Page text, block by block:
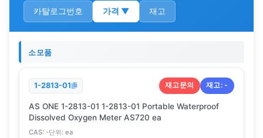
카탈로그번호 가격 ▼ 재고
소모품
1-2813-01 재고문의 재고:-
AS ONE 1-2813-01 1-2813-01 Portable Waterproof
Dissolved Oxygen Meter AS720 ea
CAS: -단위: ea